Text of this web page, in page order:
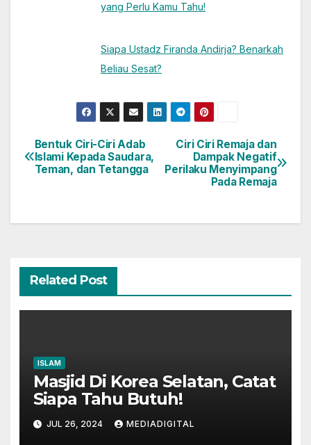
yang Perlu Kamu Tahu!
Siapa Ustadz Firanda Andirja? Benarkah
Beliau Sesat?
Post
navigation
Ciri Ciri Remaja dan
Dampak Negatif
Perilaku Menyimpang
Pada Remaja
Bentuk Ciri-Ciri Adab
Islami Kepada Saudara,
Teman, dan Tetangga
Related Post
ISLAM
Masjid Di Korea Selatan, Catat
Siapa Tahu Butuh!
JUL 26, 2024 MEDIADIGITAL